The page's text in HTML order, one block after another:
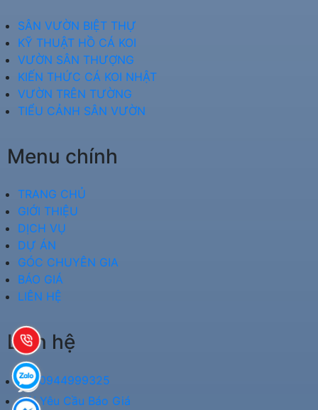
SÂN VƯỜN BIỆT THỰ
KỸ THUẬT HỒ CÁ KOI
VƯỜN SÂN THƯỢNG
KIẾN THỨC CÁ KOI NHẬT
VƯỜN TRÊN TƯỜNG
TIỂU CẢNH SÂN VƯỜN
Menu chính
TRANG CHỦ
GIỚI THIỆU
DỊCH VỤ
DỰ ÁN
GÓC CHUYÊN GIA
BÁO GIÁ
LIÊN HỆ
Liên hệ
0944999325
Gửi Yêu Cầu Báo Giá